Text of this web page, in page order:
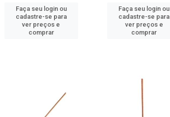
Faça seu login ou
cadastre-se para
ver preços e
comprar
Faça seu login ou
cadastre-se para
ver preços e
comprar